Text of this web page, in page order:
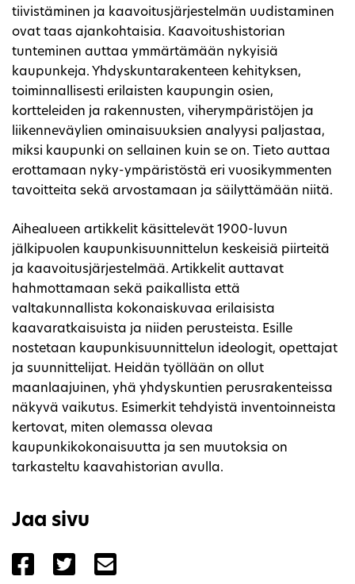
tiivistäminen ja kaavoitusjärjestelmän uudistaminen
ovat taas ajankohtaisia. Kaavoitushistorian
tunteminen auttaa ymmärtämään nykyisiä
kaupunkeja. Yhdyskuntarakenteen kehityksen,
toiminnallisesti erilaisten kaupungin osien,
kortteleiden ja rakennusten, viherympäristöjen ja
liikenneväylien ominaisuuksien analyysi paljastaa,
miksi kaupunki on sellainen kuin se on. Tieto auttaa
erottamaan nyky-ympäristöstä eri vuosikymmenten
tavoitteita sekä arvostamaan ja säilyttämään niitä.
Aihealueen artikkelit käsittelevät 1900-luvun
jälkipuolen kaupunkisuunnittelun keskeisiä piirteitä
ja kaavoitusjärjestelmää. Artikkelit auttavat
hahmottamaan sekä paikallista että
valtakunnallista kokonaiskuvaa erilaisista
kaavaratkaisuista ja niiden perusteista. Esille
nostetaan kaupunkisuunnittelun ideologit, opettajat
ja suunnittelijat. Heidän työllään on ollut
maanlaajuinen, yhä yhdyskuntien perusrakenteissa
näkyvä vaikutus. Esimerkit tehdyistä inventoinneista
kertovat, miten olemassa olevaa
kaupunkikokonaisuutta ja sen muutoksia on
tarkasteltu kaavahistorian avulla.
Jaa sivu
Jaa sivu palvelussa Facebook
Jaa sivu palvelussa Twitter
Jaa sivu palvelussa Email